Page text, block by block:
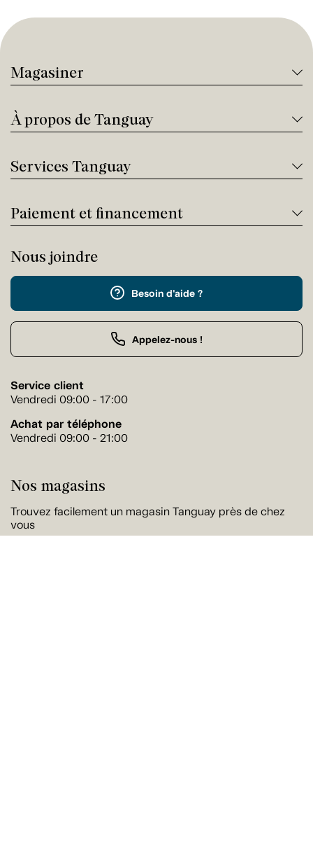
Magasiner
À propos de Tanguay
Services Tanguay
Paiement et financement
Nous joindre
Besoin d'aide ?
Appelez-nous !
Service client
Vendredi 09:00 - 17:00
Achat par téléphone
Vendredi 09:00 - 21:00
Nos magasins
Trouvez facilement un magasin Tanguay près de chez
vous